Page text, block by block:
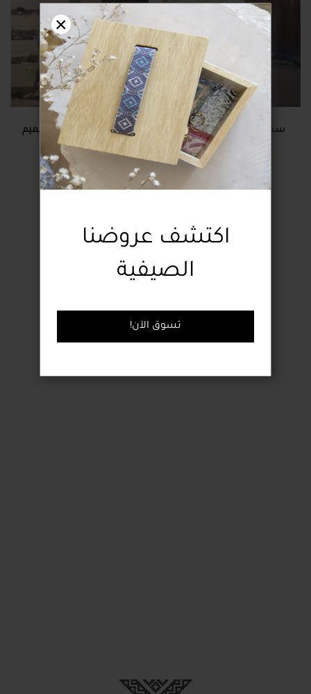
اكتشف عروضنا
الصيفية
!تسوق الآن
×
سدادة باب مصنوعة يدويًا
بتصميم دجاجة
سدادة باب مُطرزة بتصميم
شجرة نخيل مثمرة